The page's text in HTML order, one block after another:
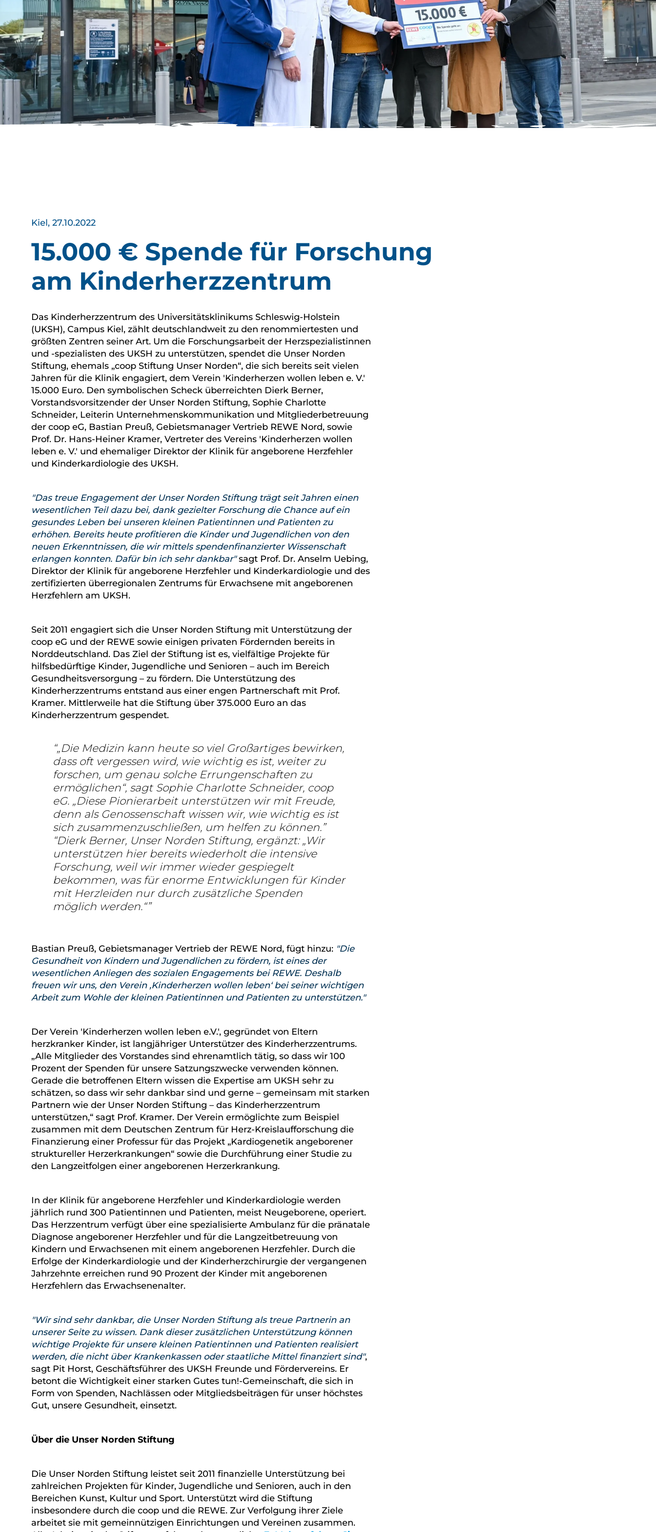
Kiel, 27.10.2022
15.000 € Spende für Forschung
am Kinderherzzentrum
Das Kinderherzzentrum des Universitätsklinikums Schleswig-Holstein
(UKSH), Campus Kiel, zählt deutschlandweit zu den renommiertesten und
größten Zentren seiner Art. Um die Forschungsarbeit der Herzspezialistinnen
und -spezialisten des UKSH zu unterstützen, spendet die Unser Norden
Stiftung, ehemals „coop Stiftung Unser Norden“, die sich bereits seit vielen
Jahren für die Klinik engagiert, dem Verein 'Kinderherzen wollen leben e. V.'
15.000 Euro. Den symbolischen Scheck überreichten Dierk Berner,
Vorstandsvorsitzender der Unser Norden Stiftung, Sophie Charlotte
Schneider, Leiterin Unternehmenskommunikation und Mitgliederbetreuung
der coop eG, Bastian Preuß, Gebietsmanager Vertrieb REWE Nord, sowie
Prof. Dr. Hans-Heiner Kramer, Vertreter des Vereins 'Kinderherzen wollen
leben e. V.' und ehemaliger Direktor der Klinik für angeborene Herzfehler
und Kinderkardiologie des UKSH.
Das treue Engagement der Unser Norden Stiftung trägt seit Jahren einen
wesentlichen Teil dazu bei, dank gezielter Forschung die Chance auf ein
gesundes Leben bei unseren kleinen Patientinnen und Patienten zu
erhöhen. Bereits heute profitieren die Kinder und Jugendlichen von den
neuen Erkenntnissen, die wir mittels spendenfinanzierter Wissenschaft
erlangen konnten. Dafür bin ich sehr dankbar sagt Prof. Dr. Anselm Uebing,
Direktor der Klinik für angeborene Herzfehler und Kinderkardiologie und des
zertifizierten überregionalen Zentrums für Erwachsene mit angeborenen
Herzfehlern am UKSH.
Seit 2011 engagiert sich die Unser Norden Stiftung mit Unterstützung der
coop eG und der REWE sowie einigen privaten Fördernden bereits in
Norddeutschland. Das Ziel der Stiftung ist es, vielfältige Projekte für
hilfsbedürftige Kinder, Jugendliche und Senioren – auch im Bereich
Gesundheitsversorgung – zu fördern. Die Unterstützung des
Kinderherzzentrums entstand aus einer engen Partnerschaft mit Prof.
Kramer. Mittlerweile hat die Stiftung über 375.000 Euro an das
Kinderherzzentrum gespendet.
„Die Medizin kann heute so viel Großartiges bewirken,
dass oft vergessen wird, wie wichtig es ist, weiter zu
forschen, um genau solche Errungenschaften zu
ermöglichen“, sagt Sophie Charlotte Schneider, coop
eG. „Diese Pionierarbeit unterstützen wir mit Freude,
denn als Genossenschaft wissen wir, wie wichtig es ist
sich zusammenzuschließen, um helfen zu können.
Dierk Berner, Unser Norden Stiftung, ergänzt: „Wir
unterstützen hier bereits wiederholt die intensive
Forschung, weil wir immer wieder gespiegelt
bekommen, was für enorme Entwicklungen für Kinder
mit Herzleiden nur durch zusätzliche Spenden
möglich werden.“
Bastian Preuß, Gebietsmanager Vertrieb der REWE Nord, fügt hinzu: Die
Gesundheit von Kindern und Jugendlichen zu fördern, ist eines der
wesentlichen Anliegen des sozialen Engagements bei REWE. Deshalb
freuen wir uns, den Verein ‚Kinderherzen wollen leben‘ bei seiner wichtigen
Arbeit zum Wohle der kleinen Patientinnen und Patienten zu unterstützen.
Der Verein 'Kinderherzen wollen leben e.V.', gegründet von Eltern
herzkranker Kinder, ist langjähriger Unterstützer des Kinderherzzentrums.
„Alle Mitglieder des Vorstandes sind ehrenamtlich tätig, so dass wir 100
Prozent der Spenden für unsere Satzungszwecke verwenden können.
Gerade die betroffenen Eltern wissen die Expertise am UKSH sehr zu
schätzen, so dass wir sehr dankbar sind und gerne – gemeinsam mit starken
Partnern wie der Unser Norden Stiftung – das Kinderherzzentrum
unterstützen,“ sagt Prof. Kramer. Der Verein ermöglichte zum Beispiel
zusammen mit dem Deutschen Zentrum für Herz-Kreislaufforschung die
Finanzierung einer Professur für das Projekt „Kardiogenetik angeborener
struktureller Herzerkrankungen“ sowie die Durchführung einer Studie zu
den Langzeitfolgen einer angeborenen Herzerkrankung.
In der Klinik für angeborene Herzfehler und Kinderkardiologie werden
jährlich rund 300 Patientinnen und Patienten, meist Neugeborene, operiert.
Das Herzzentrum verfügt über eine spezialisierte Ambulanz für die pränatale
Diagnose angeborener Herzfehler und für die Langzeitbetreuung von
Kindern und Erwachsenen mit einem angeborenen Herzfehler. Durch die
Erfolge der Kinderkardiologie und der Kinderherzchirurgie der vergangenen
Jahrzehnte erreichen rund 90 Prozent der Kinder mit angeborenen
Herzfehlern das Erwachsenenalter.
Wir sind sehr dankbar, die Unser Norden Stiftung als treue Partnerin an
unserer Seite zu wissen. Dank dieser zusätzlichen Unterstützung können
wichtige Projekte für unsere kleinen Patientinnen und Patienten realisiert
werden, die nicht über Krankenkassen oder staatliche Mittel finanziert sind ,
sagt Pit Horst, Geschäftsführer des UKSH Freunde und Fördervereins. Er
betont die Wichtigkeit einer starken Gutes tun!-Gemeinschaft, die sich in
Form von Spenden, Nachlässen oder Mitgliedsbeiträgen für unser höchstes
Gut, unsere Gesundheit, einsetzt.
Über die Unser Norden Stiftung
Die Unser Norden Stiftung leistet seit 2011 finanzielle Unterstützung bei
zahlreichen Projekten für Kinder, Jugendliche und Senioren, auch in den
Bereichen Kunst, Kultur und Sport. Unterstützt wird die Stiftung
insbesondere durch die coop und die REWE. Zur Verfolgung ihrer Ziele
arbeitet sie mit gemeinnützigen Einrichtungen und Vereinen zusammen.